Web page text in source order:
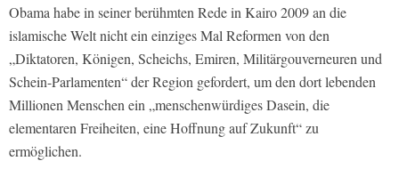
Obama habe in seiner berühmten Rede in Kairo 2009 an die
islamische Welt nicht ein einziges Mal Reformen von den
„Diktatoren, Königen, Scheichs, Emiren, Militärgouverneuren und
Schein-Parlamenten“ der Region gefordert, um den dort lebenden
Millionen Menschen ein „menschenwürdiges Dasein, die
elementaren Freiheiten, eine Hoffnung auf Zukunft“ zu
ermöglichen.